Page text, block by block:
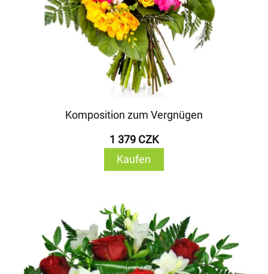
Komposition zum Vergnügen
1 379 CZK
Kaufen